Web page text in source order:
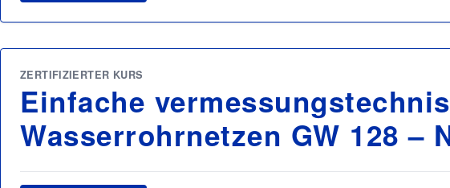
ZERTIFIZIERTER KURS
Einfache
Wasserrohrnetzen GW 128 –